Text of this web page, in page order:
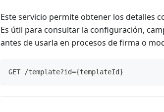
Este servicio permite obtener los detalles
Es útil para consultar la configuración,
antes de usarla en procesos de firma o
GET /template?id={templateId}